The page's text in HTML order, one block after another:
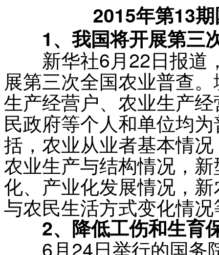
2015年第13
1、我国将开展第三
新华社6月22日报道
展第三次全国农业普查
生产经营户、农业生产
民政府等个人和单位均
括，农业从业者基本情
农业生产与结构情况，
化、产业化发展情况，
与农民生活方式变化情
2、降低工伤和生育
6月24日举行的国务